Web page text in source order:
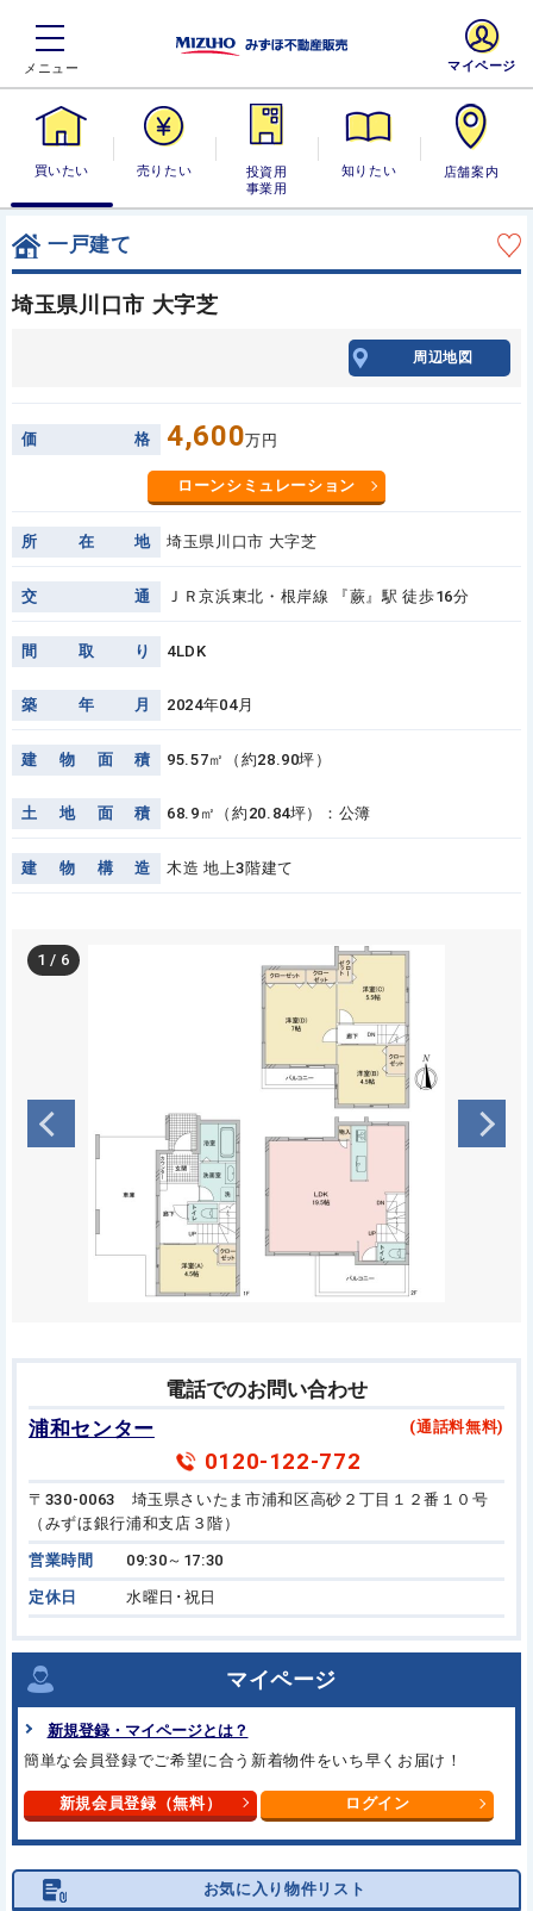
買いたい 売りたい
投資用・事業
用
知りたい 店舗案内
マイページ
一戸建て
埼玉県川口市 大字芝
周辺地図
価 格 4,600万円
ローンシミュレーション
所 在 地 埼玉県川口市 大字芝
交 通 ＪＲ京浜東北・根岸線 『蕨』駅 徒歩16分
間 取 り 4LDK
築 年 月 2024年04月
建 物 面 積 95.57㎡（約28.90坪）
土 地 面 積 68.9㎡（約20.84坪）：公簿
建 物 構 造 木造 地上3階建て
1 / 6
電話でのお問い合わせ
浦和センター
(通話料無料)
0120-122-772
〒330-0063 埼玉県さいたま市浦和区高砂２丁目１２番１０号
（みずほ銀行浦和支店３階）
営業時間 09:30～17:30
定休日 水曜日･祝日
マイページ
新規登録・マイページとは？
簡単な会員登録でご希望に合う 新着物件をいち早くお届け！
新規会員登録（無料） ログイン
お気に入り物件リスト